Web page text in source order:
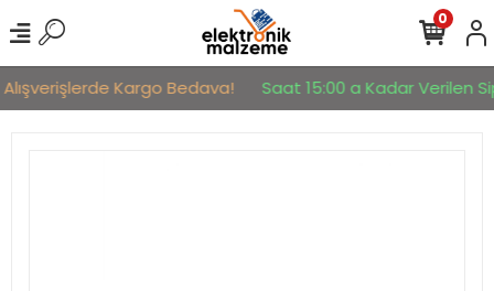
Kargo Bedava! Saat 15:00 a Kadar Verilen
0